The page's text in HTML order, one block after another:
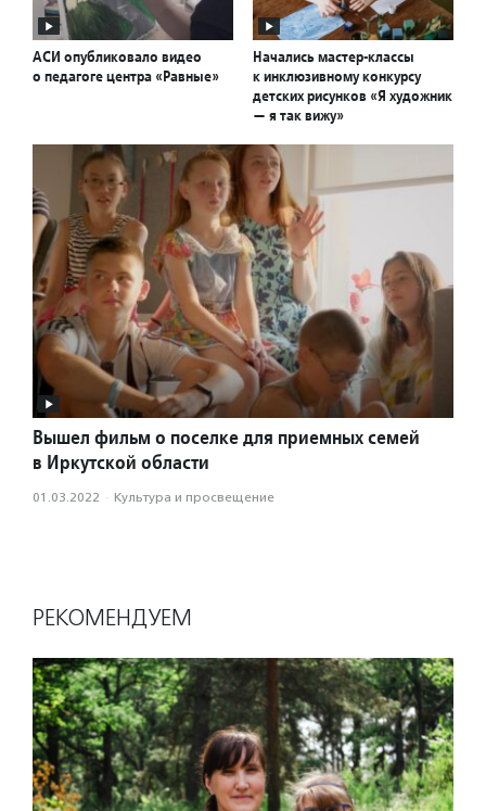
АСИ опубликовало видео
о педагоге центра «Равные»
Начались мастер-классы
к инклюзивному конкурсу
детских рисунков «Я художник
— я так вижу»
Вышел фильм о поселке для приемных семей
в Иркутской области
01.03.2022 · Культура и просвещение
РЕКОМЕНДУЕМ